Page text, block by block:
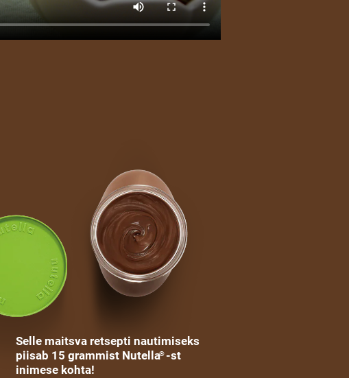
Selle maitsva retsepti nautimiseks
piisab 15 grammist Nutella® -st
inimese kohta!